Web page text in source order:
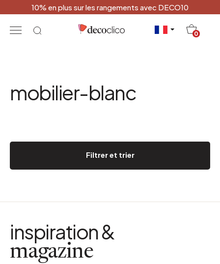
10% en plus sur les rangements avec DECO10
0
mobilier-blanc
Filtrer et trier
inspiration &
magazine